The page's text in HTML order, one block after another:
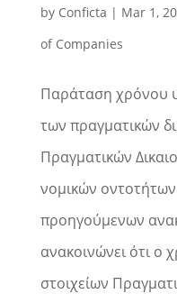
by Conficta | Mar 1,
of Companies
Παράταση χρόνου
των πραγματικών
Πραγματικών
νομικών
προηγούμενων
ανακοινώνει ότι ο
στοιχείων